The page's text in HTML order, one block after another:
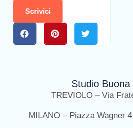
Scrivici
Studio Buona
TREVIOLO – Via
MILANO – Piazza Wagner